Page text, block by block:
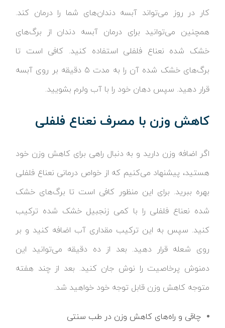
کار در روز می‌تواند آبسه دندان‌های شما را درمان کند.
همچنین می‌توانید برای درمان آبسه دندان از برگ‌های
خشک شده نعناع فلفلی استفاده کنید. کافی است تا
برگ‌های خشک شده آن را به مدت ۵ دقیقه بر روی آبسه
قرار دهید. سپس دهان خود را با آب ولرم بشویید.
کاهش وزن با مصرف نعناع فلفلی
اگر اضافه وزن دارید و به دنبال راهی برای کاهش وزن خود
هستید، پیشنهاد می‌کنیم که از خواص درمانی نعناع فلفلی
بهره ببرید. برای این منظور کافی است تا برگ‌های خشک
شده نعناع فلفلی را با کمی زنجبیل خشک شده ترکیب
کنید. سپس به این ترکیب مقداری آب اضافه کنید و بر
روی شعله قرار دهید. بعد از ده دقیقه می‌توانید این
دمنوش پرخاصیت را نوش جان کنید. بعد از چند هفته
متوجه کاهش وزن قابل توجه خود خواهید شد.
چاقی و راه‌های کاهش وزن در طب سنتی